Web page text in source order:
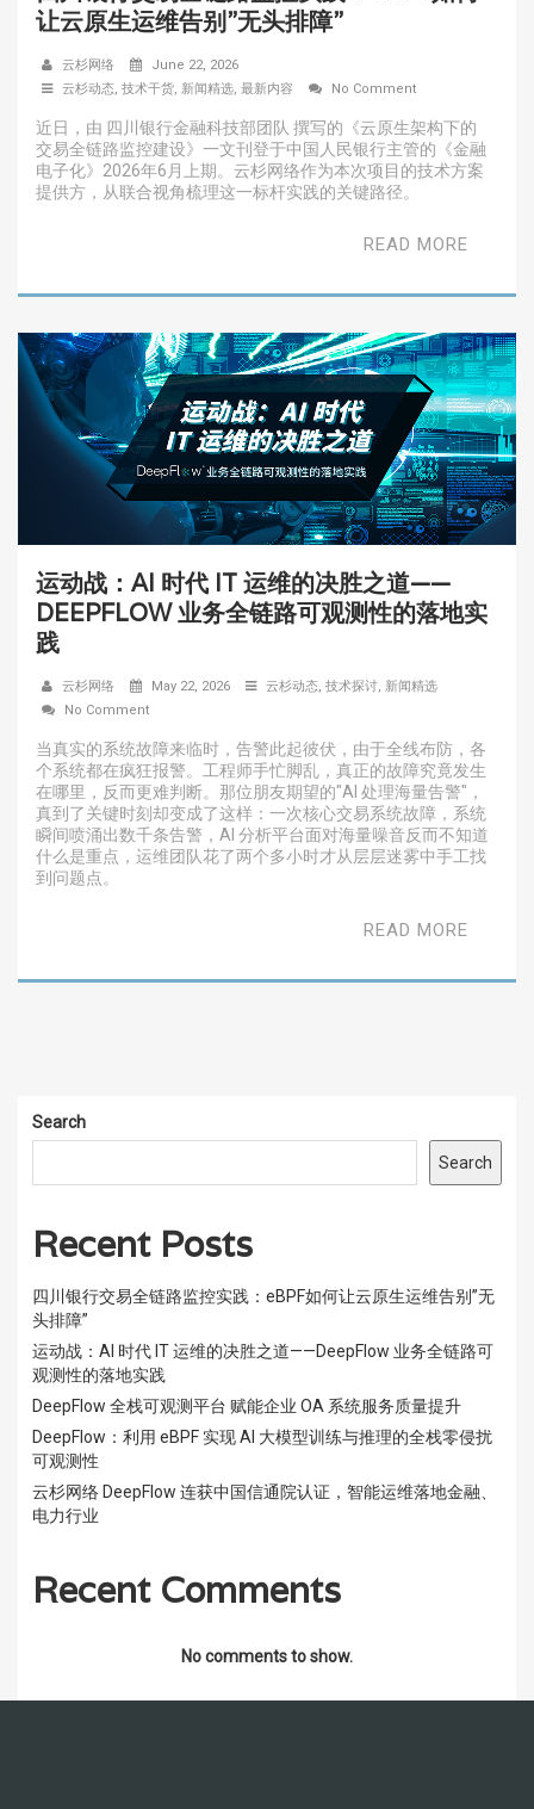
让云原生运维告别”无头排障”
云杉网络
June 22, 2026
云杉动态, 技术干货, 新闻精选, 最新内容 No Comment
近日，由 四川银行金融科技部团队 撰写的《云原生架构下的
交易全链路监控建设》一文刊登于中国人民银行主管的《金融
电子化》2026年6月上期。云杉网络作为本次项目的技术方案
提供方，从联合视角梳理这一标杆实践的关键路径。
READ MORE
运动战：AI 时代 IT 运维的决胜之道——
DEEPFLOW 业务全链路可观测性的落地实
践
云杉网络 May 22, 2026 云杉动态, 技术探讨, 新闻精选
No Comment
当真实的系统故障来临时，告警此起彼伏，由于全线布防，各
个系统都在疯狂报警。工程师手忙脚乱，真正的故障究竟发生
在哪里，反而更难判断。那位朋友期望的"AI 处理海量告警"，
真到了关键时刻却变成了这样：一次核心交易系统故障，系统
瞬间喷涌出数千条告警，AI 分析平台面对海量噪音反而不知道
什么是重点，运维团队花了两个多小时才从层层迷雾中手工找
到问题点。
READ MORE
Search
Search
Recent Posts
四川银行交易全链路监控实践：eBPF如何让云原生运维告别”无
头排障”
运动战：AI 时代 IT 运维的决胜之道——DeepFlow 业务全链路可
观测性的落地实践
DeepFlow 全栈可观测平台 赋能企业 OA 系统服务质量提升
DeepFlow：利用 eBPF 实现 AI 大模型训练与推理的全栈零侵扰
可观测性
云杉网络 DeepFlow 连获中国信通院认证，智能运维落地金融、
电力行业
Recent Comments
No comments to show.